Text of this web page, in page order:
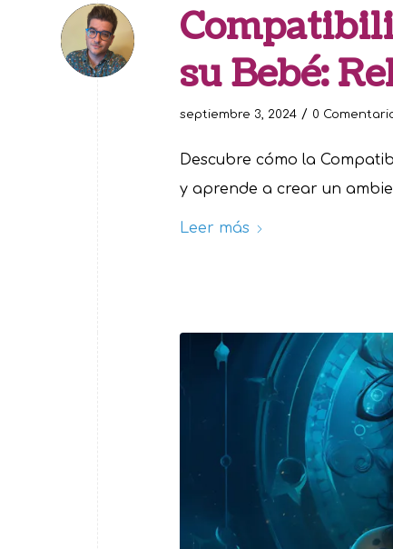
su Bebé:
septiembre 3, 2024 / 0
Descubre cómo la
y aprende a crear un
Leer más